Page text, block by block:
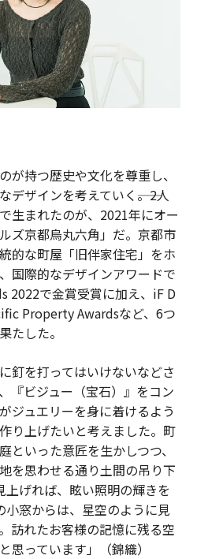
が持つ歴史や文化を尊重し、
ザインを考えていく――。2人
生まれたのが、2021年にオー
ズ京都烏丸六角」だ。京都市
的な町屋「旧伴家住宅」をホ
国際的なデザインアワードで
2022で金賞受賞に加え、iF D
Property Awardsなど、6つ
たした。
釘を打ってはいけないなどさ
『ビジュー（宝石）』をコン
ジュエリーを身に着けるよう
り上げたいと考えました。町
といった意匠を生かしつつ、
を思わせる通り土間の吊り下
げれば、眩い照明の輝きを
窓からは、星空のように見
訪れたお客様の記憶に残る空
思っています」（錦織）